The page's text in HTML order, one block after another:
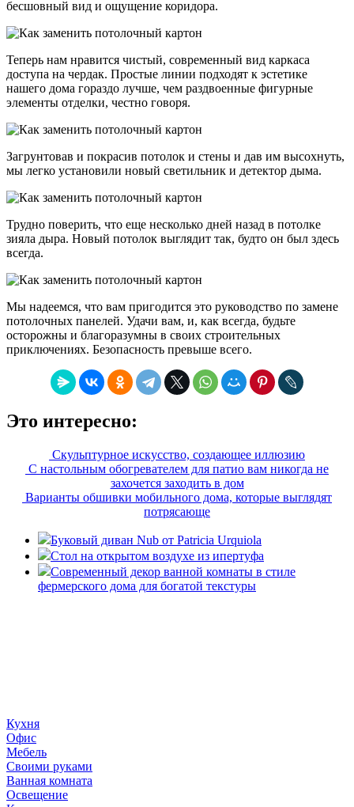
бесшовный вид и ощущение коридора.
Теперь нам нравится чистый, современный вид каркаса
доступа на чердак. Простые линии подходят к эстетике
нашего дома гораздо лучше, чем раздвоенные фигурные
элементы отделки, честно говоря.
Загрунтовав и покрасив потолок и стены и дав им высохнуть,
мы легко установили новый светильник и детектор дыма.
Трудно поверить, что еще несколько дней назад в потолке
зияла дыра. Новый потолок выглядит так, будто он был здесь
всегда.
Мы надеемся, что вам пригодится это руководство по замене
потолочных панелей. Удачи вам, и, как всегда, будьте
осторожны и благоразумны в своих строительных
приключениях. Безопасность превыше всего.
Это интересно:
Скульптурное искусство, создающее иллюзию
С настольным обогревателем для патио вам никогда не
захочется заходить в дом
Варианты обшивки мобильного дома, которые выглядят
потрясающе
Буковый диван Nub от Patricia Urquiola
Стол на открытом воздухе из ипертуфа
Современный декор ванной комнаты в стиле
фермерского дома для богатой текстуры
Кухня
Офис
Мебель
Своими руками
Ванная комната
Освещение